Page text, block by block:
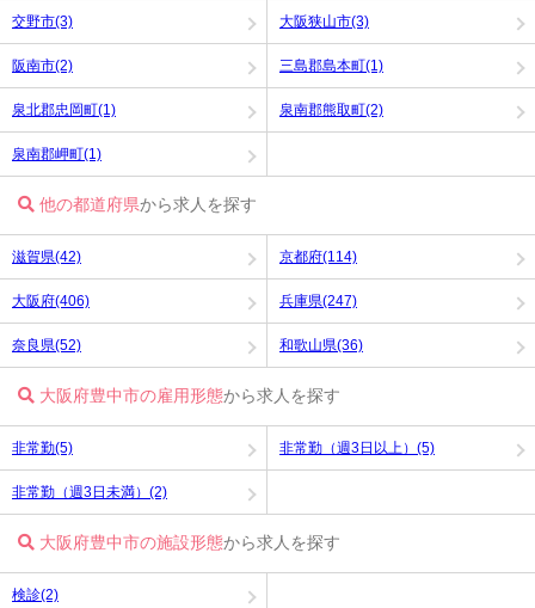
交野市(3) 大阪狭山市(3)
阪南市(2) 三島郡島本町(1)
泉北郡忠岡町(1) 泉南郡熊取町(2)
泉南郡岬町(1)
他の都道府県から求人を探す
滋賀県(42) 京都府(114)
大阪府(406) 兵庫県(247)
奈良県(52) 和歌山県(36)
大阪府豊中市の雇用形態から求人を探す
非常勤(5) 非常勤（週3日以上）(5)
非常勤（週3日未満）(2)
大阪府豊中市の施設形態から求人を探す
検診(2)